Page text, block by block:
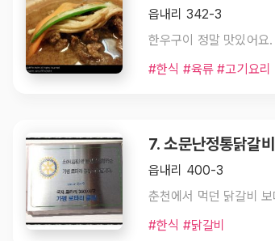
읍내리 342-3
#한식 #육류 #고기요리
7. 소문난정통닭갈비
읍내리 400-3
#한식 #닭갈비